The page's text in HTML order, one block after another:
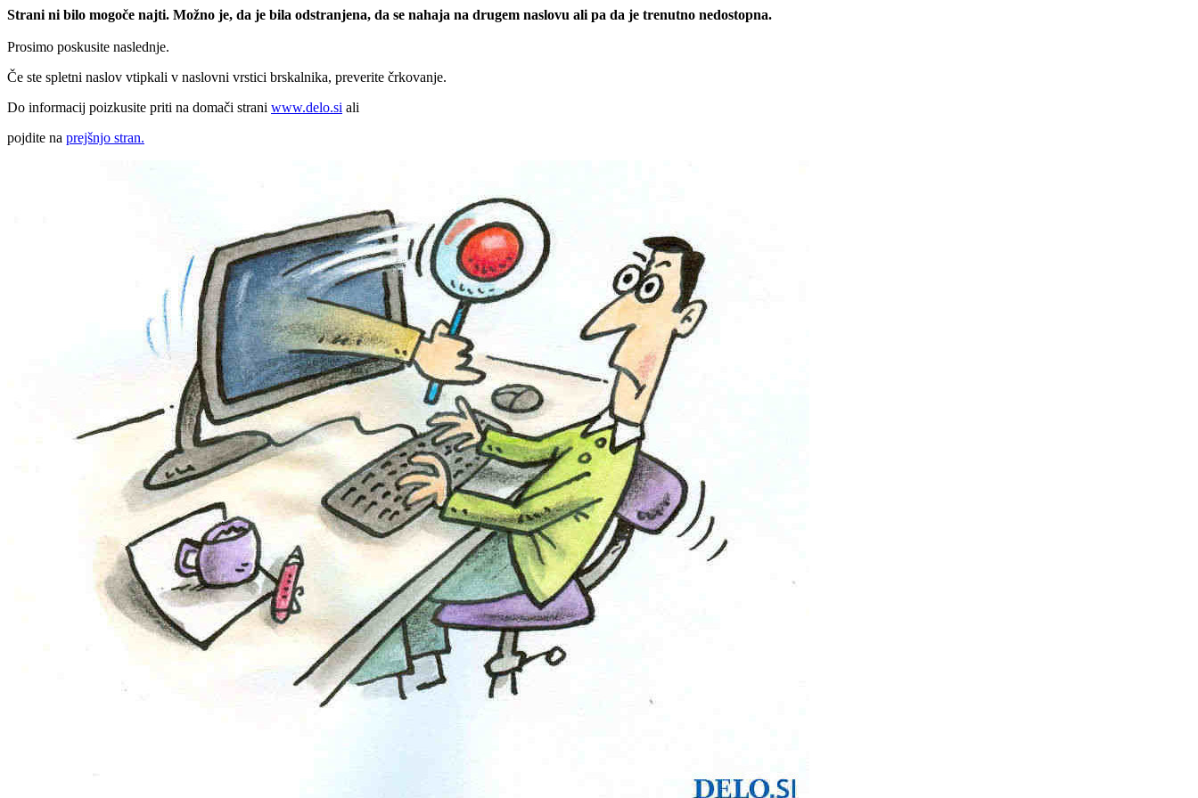
Strani ni bilo mogoče najti. Možno je, da je bila odstranjena, da se nahaja na drugem naslovu ali pa da je trenutno nedostopna.
Prosimo poskusite naslednje.
Če ste spletni naslov vtipkali v naslovni vrstici brskalnika, preverite črkovanje.
Do informacij poizkusite priti na domači strani www.delo.si ali
pojdite na prejšnjo stran.